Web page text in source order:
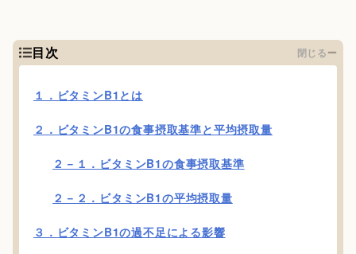
目次 閉じる
１．ビタミンB1とは
２．ビタミンB1の食事摂取基準と平均摂取量
２－１．ビタミンB1の食事摂取基準
２－２．ビタミンB1の平均摂取量
３．ビタミンB1の過不足による影響